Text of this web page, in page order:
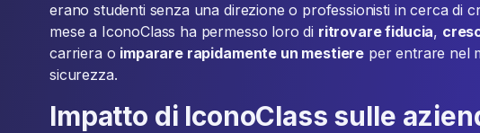
erano studenti senza una direzione o professionisti in cerca di
mese a IconoClass ha permesso loro di ritrovare fiducia,
carriera o imparare rapidamente un mestiere per entrare nel
sicurezza.
Impatto di IconoClass sulle